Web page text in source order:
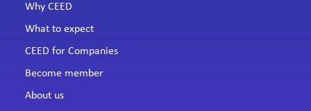
Why CEED
What to expect
CEED for Companies
Become member
About us